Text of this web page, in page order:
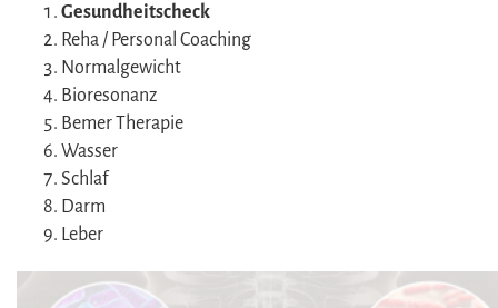
Gesundheitscheck
Reha / Personal Coaching
Normalgewicht
Bioresonanz
Bemer Therapie
Wasser
Schlaf
Darm
Leber